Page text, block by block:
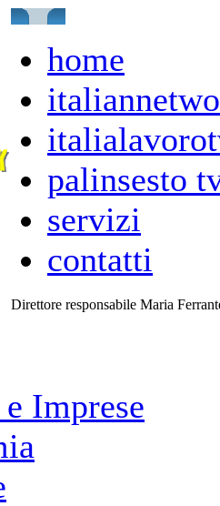
home
palinsesto
servizi
contatti
Direttore responsabile Maria
Imprese